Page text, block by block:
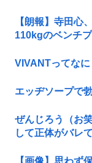
【朗報】寺田
110kgのベンチ
VIVANTってなに
エッヂソープで
ぜんじろう（お
して正体がバレ